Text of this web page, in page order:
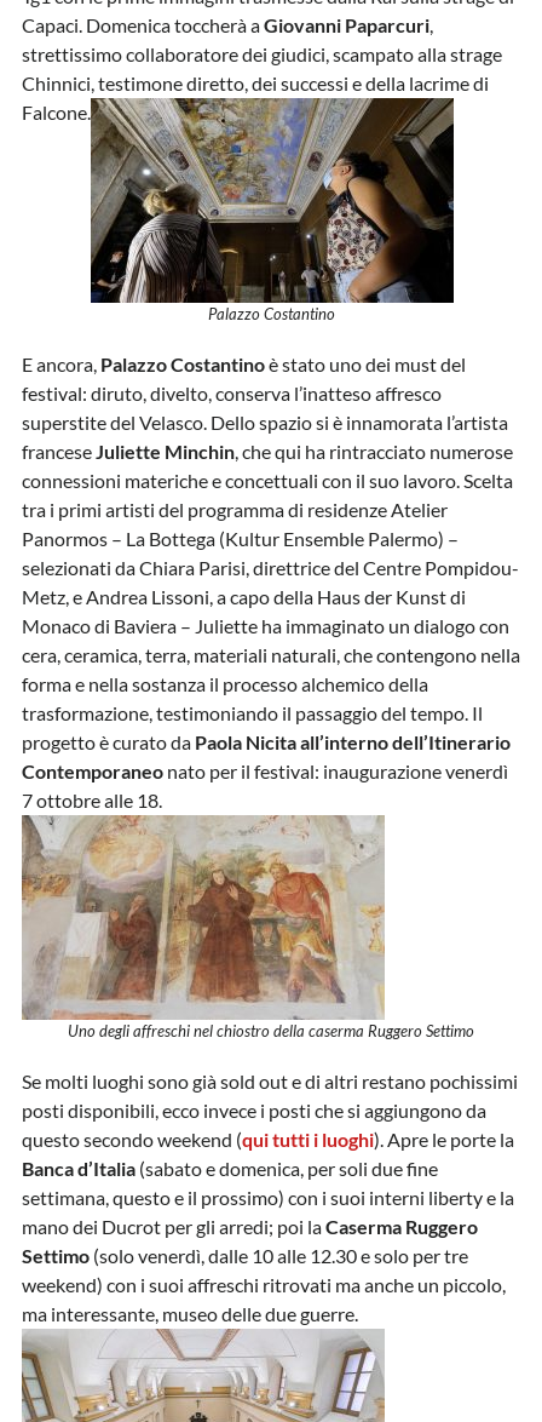
Capaci. Domenica toccherà aGiovanni Paparcuri,
strettissimo collaboratore dei giudici, scampato alla strage
Chinnici, testimone diretto, dei successi e della lacrime di
Falcone.
Palazzo Costantino
E ancora, Palazzo Costantinoè stato uno dei must del
festival: diruto, divelto, conserva l’inatteso affresco
superstite del Velasco. Dello spazio si è innamorata l’artista
franceseJuliette Minchin, che qui ha rintracciato numerose
connessioni materiche e concettuali con il suo lavoro. Scelta
tra i primi artisti del programma di residenze Atelier
Panormos – La Bottega (Kultur Ensemble Palermo) –
selezionati da Chiara Parisi, direttrice del Centre Pompidou-
Metz, e Andrea Lissoni, a capo della Haus der Kunst di
Monaco di Baviera – Juliette ha immaginato un dialogo con
cera, ceramica, terra, materiali naturali, che contengono nella
forma e nella sostanza il processo alchemico della
trasformazione, testimoniando il passaggio del tempo. Il
progetto è curato da Paola Nicita all’interno dell’Itinerario
Contemporaneonato per il festival: inaugurazione venerdì
7 ottobre alle 18.
Uno degli affreschi nel chiostro della caserma Ruggero Settimo
Se molti luoghi sono già sold out e di altri restano pochissimi
posti disponibili, ecco invece i posti che si aggiungono da
questo secondo weekend (qui tutti i luoghi). Apre le porte la
Banca d’Italia(sabato e domenica, per soli due fine
settimana, questo e il prossimo) con i suoi interni liberty e la
mano dei Ducrot per gli arredi; poi laCaserma Ruggero
Settimo(solo venerdì, dalle 10 alle 12.30 e solo per tre
weekend) con i suoi affreschi ritrovati ma anche un piccolo,
ma interessante, museo delle due guerre.